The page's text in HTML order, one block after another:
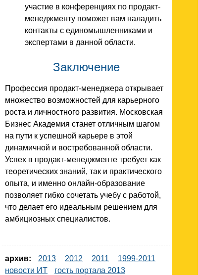
участие в конференциях по продакт-
менеджменту поможет вам наладить
контакты с единомышленниками и
экспертами в данной области.
Заключение
Профессия продакт-менеджера открывает
множество возможностей для карьерного
роста и личностного развития. Московская
Бизнес Академия станет отличным шагом
на пути к успешной карьере в этой
динамичной и востребованной области.
Успех в продакт-менеджменте требует как
теоретических знаний, так и практического
опыта, и именно онлайн-образование
позволяет гибко сочетать учебу с работой,
что делает его идеальным решением для
амбициозных специалистов.
архив: 2013 2012 2011
1999-2011
новости ИТ
гость портала 2013